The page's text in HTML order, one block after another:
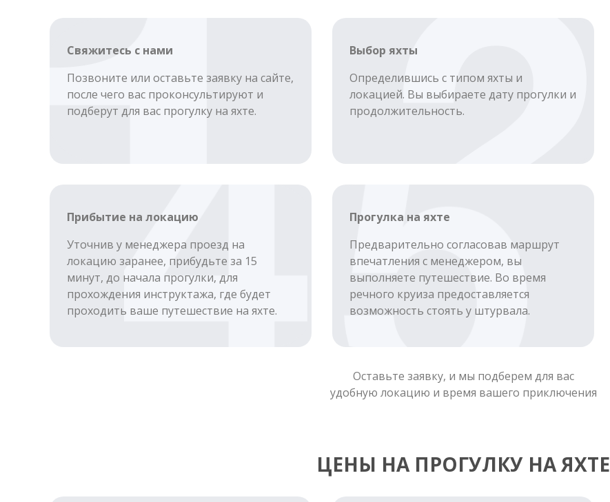
Свяжитесь с нами
Позвоните или оставьте заявку на сайте,
после чего вас проконсультируют и
подберут для вас прогулку на яхте.
Выбор яхты
Определившись с типом яхты и
локацией. Вы выбираете дату прогулки и
продолжительность.
Прибытие на локацию
Уточнив у менеджера проезд на
локацию заранее, прибудьте за 15
минут, до начала прогулки, для
прохождения инструктажа, где будет
проходить ваше путешествие на яхте.
Прогулка на яхте
Предварительно согласовав маршрут
впечатления с менеджером, вы
выполняете путешествие. Во время
речного круиза предоставляется
возможность стоять у штурвала.
Оставьте заявку, и мы подберем для вас
удобную локацию и время вашего приключения
ЦЕНЫ НА ПРОГУЛКУ НА ЯХТЕ